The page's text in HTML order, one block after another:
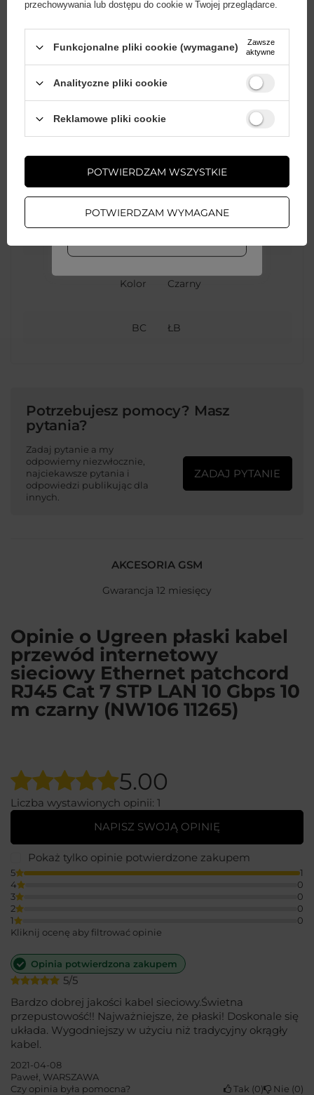
towaru w cm
Ilość w opakowaniu
zbiorczym
60
Opakowanie Pudełko
Kolor Czarny
BC ŁB
Potrzebujesz pomocy? Masz
pytania?
Zadaj pytanie a my
odpowiemy niezwłocznie,
najciekawsze pytania i
odpowiedzi publikując dla
innych.
ZADAJ PYTANIE
AKCESORIA GSM
Gwarancja 12 miesięcy
Opinie o Ugreen płaski kabel
przewód internetowy
sieciowy Ethernet patchcord
RJ45 Cat 7 STP LAN 10 Gbps 10
m czarny (NW106 11265)
5.00
Liczba wystawionych opinii: 1
NAPISZ SWOJĄ OPINIĘ
Pokaż tylko opinie potwierdzone zakupem
5
1
4
0
3
0
2
0
1
0
Kliknij ocenę aby filtrować opinie
5/5
Opinia potwierdzona zakupem
Bardzo dobrej jakości kabel sieciowy.Świetna
przepustowość!! Najważniejsze, że płaski! Doskonale się
układa. Wygodniejszy w użyciu niż tradycyjny okrągły
kabel.
2021-04-08
Paweł, WARSZAWA
Czy opinia była pomocna?
Tak 0 Nie 0
Wystarczy założyć konto
odblokować zniżki na kolejne
ZAŁÓŻ KONTO
przechowywania lub dostępu do cookie w Twojej przeglądarce.
Funkcjonalne pliki cookie (wymagane)
Zawsze
aktywne
Analityczne pliki cookie
Reklamowe pliki cookie
POTWIERDZAM WYMAGANE
POTWIERDZAM WSZYSTKIE